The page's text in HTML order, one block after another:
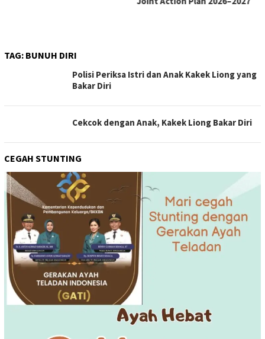
TAG: BUNUH DIRI
Polisi Periksa Istri dan Anak Kakek Liong yang
Bakar Diri
Cekcok dengan Anak, Kakek Liong Bakar Diri
CEGAH STUNTING